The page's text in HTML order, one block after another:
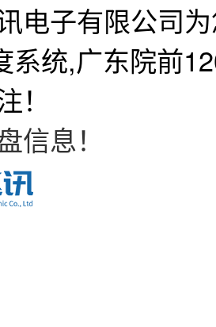
电子有限公司
系统,广东院前
信息！